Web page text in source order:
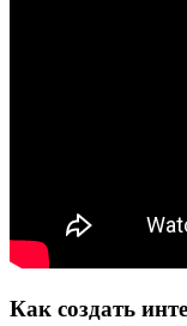
Как создать